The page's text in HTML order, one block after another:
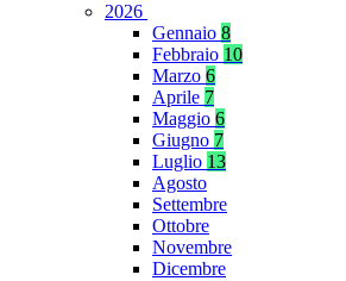
2026
Gennaio 8
Febbraio 10
Marzo 6
Aprile 7
Maggio 6
Giugno 7
Luglio 13
Agosto
Settembre
Ottobre
Novembre
Dicembre